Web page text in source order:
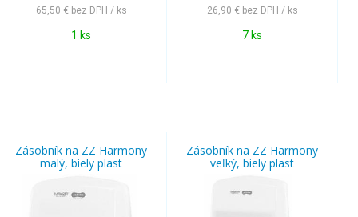
65,50 € bez DPH / ks
1 ks
26,90 € bez DPH / ks
7 ks
Zásobník na ZZ Harmony
malý, biely plast
Zásobník na ZZ Harmony
veľký, biely plast